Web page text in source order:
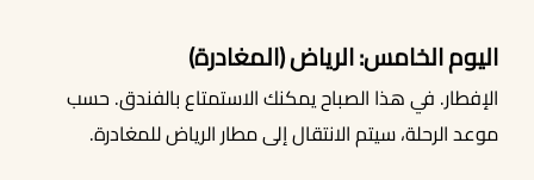
اليوم الخامس: الرياض (المغادرة)
الإفطار. في هذا الصباح يمكنك الاستمتاع بالفندق. حسب
موعد الرحلة، سيتم الانتقال إلى مطار الرياض للمغادرة.